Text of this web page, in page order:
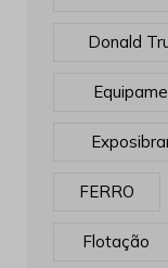
Donald
FERRO
Flotação